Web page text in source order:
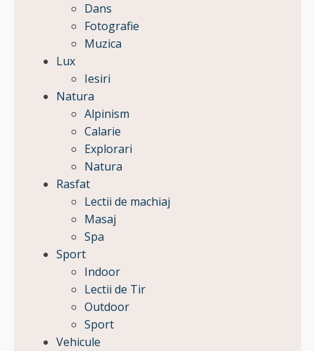
Dans
Fotografie
Muzica
Lux
Iesiri
Natura
Alpinism
Calarie
Explorari
Natura
Rasfat
Lectii de machiaj
Masaj
Spa
Sport
Indoor
Lectii de Tir
Outdoor
Sport
Vehicule